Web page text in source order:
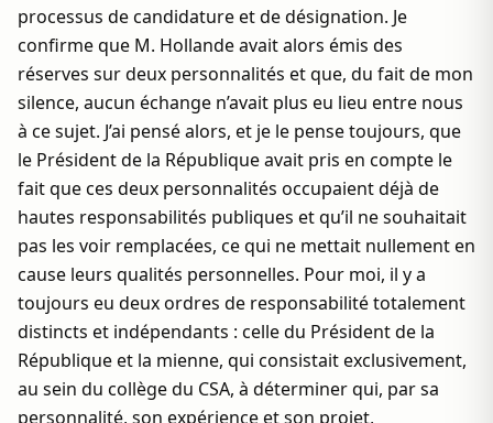
processus de candidature et de désignation. Je
confirme que M. Hollande avait alors émis des
réserves sur deux personnalités et que, du fait de mon
silence, aucun échange n’avait plus eu lieu entre nous
à ce sujet. J’ai pensé alors, et je le pense toujours, que
le Président de la République avait pris en compte le
fait que ces deux personnalités occupaient déjà de
hautes responsabilités publiques et qu’il ne souhaitait
pas les voir remplacées, ce qui ne mettait nullement en
cause leurs qualités personnelles. Pour moi, il y a
toujours eu deux ordres de responsabilité totalement
distincts et indépendants : celle du Président de la
République et la mienne, qui consistait exclusivement,
au sein du collège du CSA, à déterminer qui, par sa
personnalité, son expérience et son projet,